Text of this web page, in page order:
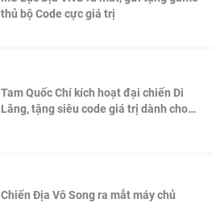
thủ bộ Code cực giá trị
Tam Quốc Chí kích hoạt đại chiến Di
Lăng, tặng siêu code giá trị dành cho
Chiến Địa Vô Song ra mắt máy chủ